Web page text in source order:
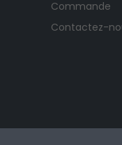
Commande
Contactez-